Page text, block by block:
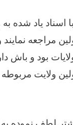
اسناد یاد شده
مراجعه
بود و باش
ولایت